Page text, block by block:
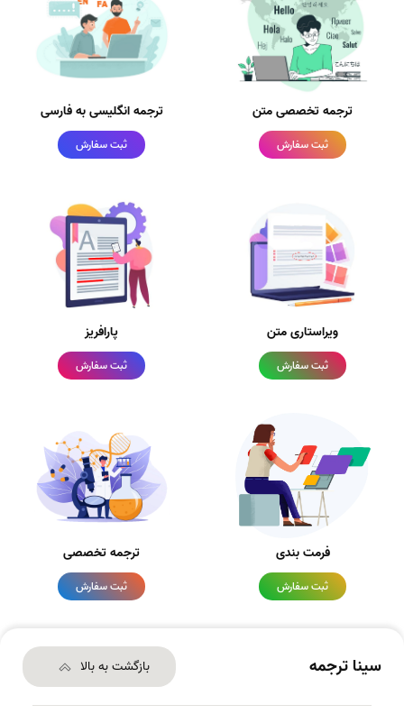
ترجمه تخصصی متن
ثبت سفارش
ترجمه انگلیسی به فارسی
ثبت سفارش
ویراستاری متن
ثبت سفارش
پارافریز
ثبت سفارش
فرمت بندی
ثبت سفارش
ترجمه تخصصی
ثبت سفارش
سینا ترجمه بازگشت به بالا